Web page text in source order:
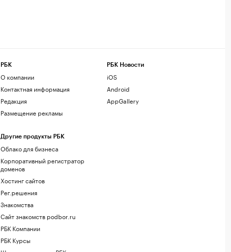
РБК
О компании
Контактная информация
Редакция
Размещение рекламы
Другие продукты РБК
Облако для бизнеса
Корпоративный регистратор
доменов
Хостинг сайтов
Рег.решения
Знакомства
Сайт знакомств podbor.ru
РБК Компании
РБК Курсы
РБК Новости
iOS
Android
AppGallery